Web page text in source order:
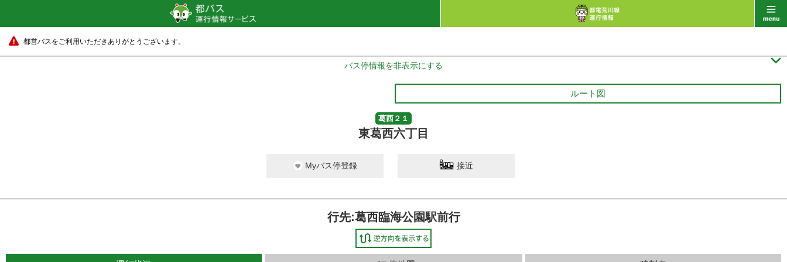
都営バスをご利用いただきありがとうございます。
バス停情報を非表示にする 
ルート図
葛西２１
東葛西六丁目
Myバス停登録 接近
行先:葛西臨海公園駅前行